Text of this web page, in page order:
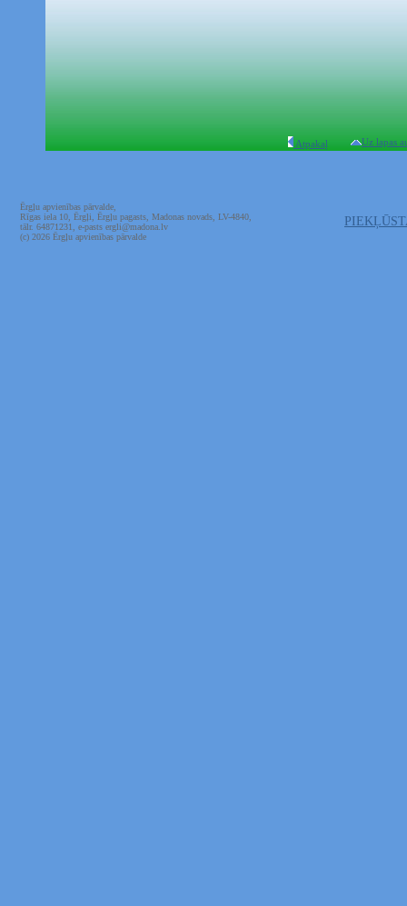
Atpakaļ Uz lapas
Ērgļu apvienības pārvalde,
Rīgas iela 10, Ērgļi, Ērgļu pagasts, Madonas novads, LV-4840,
tālr. 64871231, e-pasts ergli@madona.lv
(c) 2026 Ērgļu apvienības pārvalde